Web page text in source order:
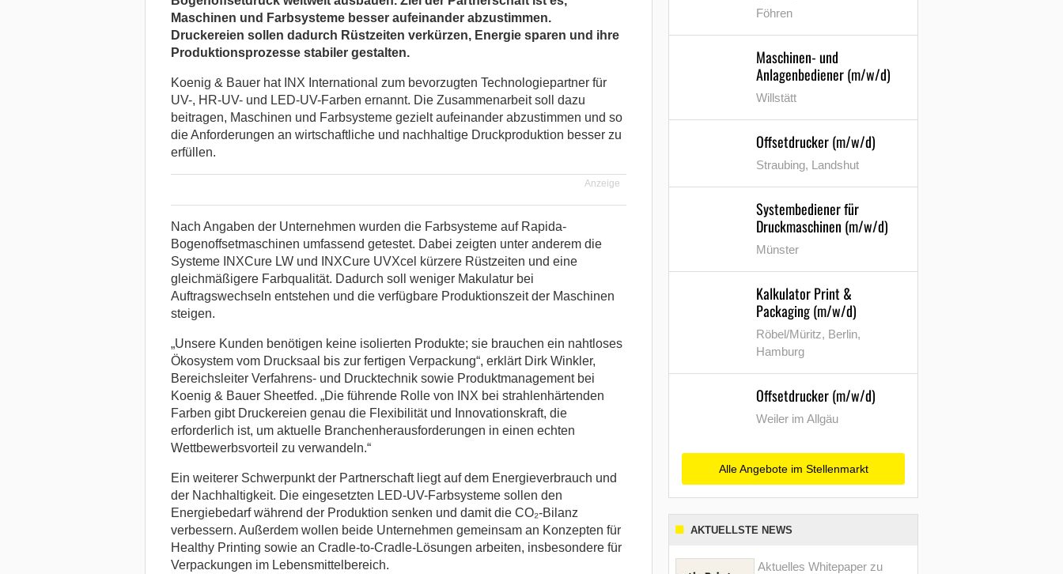
Maschinen und Farbsysteme besser aufeinander abzustimmen.
Druckereien sollen dadurch Rüstzeiten verkürzen, Energie sparen und ihre
Produktionsprozesse stabiler gestalten.
Koenig & Bauer hat INX International zum bevorzugten Technologiepartner für
UV-, HR-UV- und LED-UV-Farben ernannt. Die Zusammenarbeit soll dazu
beitragen, Maschinen und Farbsysteme gezielt aufeinander abzustimmen und so
die Anforderungen an wirtschaftliche und nachhaltige Druckproduktion besser zu
erfüllen.
Anzeige
Nach Angaben der Unternehmen wurden die Farbsysteme auf Rapida-
Bogenoffsetmaschinen umfassend getestet. Dabei zeigten unter anderem die
Systeme INXCure LW und INXCure UVXcel kürzere Rüstzeiten und eine
gleichmäßigere Farbqualität. Dadurch soll weniger Makulatur bei
Auftragswechseln entstehen und die verfügbare Produktionszeit der Maschinen
steigen.
„Unsere Kunden benötigen keine isolierten Produkte; sie brauchen ein nahtloses
Ökosystem vom Drucksaal bis zur fertigen Verpackung“, erklärt Dirk Winkler,
Bereichsleiter Verfahrens- und Drucktechnik sowie Produktmanagement bei
Koenig & Bauer Sheetfed. „Die führende Rolle von INX bei strahlenhärtenden
Farben gibt Druckereien genau die Flexibilität und Innovationskraft, die
erforderlich ist, um aktuelle Branchenherausforderungen in einen echten
Wettbewerbsvorteil zu verwandeln.“
Ein weiterer Schwerpunkt der Partnerschaft liegt auf dem Energieverbrauch und
der Nachhaltigkeit. Die eingesetzten LED-UV-Farbsysteme sollen den
Energiebedarf während der Produktion senken und damit die CO₂-Bilanz
verbessern. Außerdem wollen beide Unternehmen gemeinsam an Konzepten für
Healthy Printing sowie an Cradle-to-Cradle-Lösungen arbeiten, insbesondere für
Verpackungen im Lebensmittelbereich.
Föhren
Maschinen- und
Anlagenbediener (m/w/d)
Willstätt
Offsetdrucker (m/w/d)
Straubing, Landshut
Systembediener für
Druckmaschinen (m/w/d)
Münster
Kalkulator Print &
Packaging (m/w/d)
Röbel/Müritz, Berlin,
Hamburg
Offsetdrucker (m/w/d)
Weiler im Allgäu
Alle Angebote im Stellenmarkt
AKTUELLSTE NEWS
Aktuelles Whitepaper zu